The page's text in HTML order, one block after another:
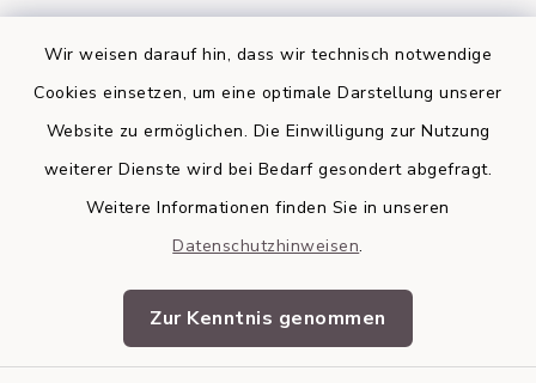
Wir weisen darauf hin, dass wir technisch notwendige
Cookies einsetzen, um eine optimale Darstellung unserer
Website zu ermöglichen. Die Einwilligung zur Nutzung
weiterer Dienste wird bei Bedarf gesondert abgefragt.
Weitere Informationen finden Sie in unseren
Datenschutzhinweisen.
Zur Kenntnis genommen
Barrierefreiheit
Impressum